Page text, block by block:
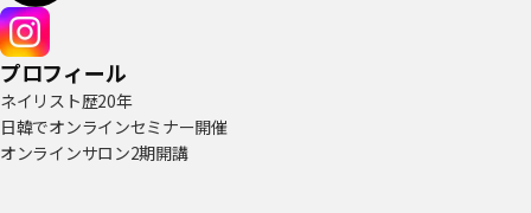
プロフィール
ネイリスト歴20年
日韓でオンラインセミナー開催
オンラインサロン2期開講